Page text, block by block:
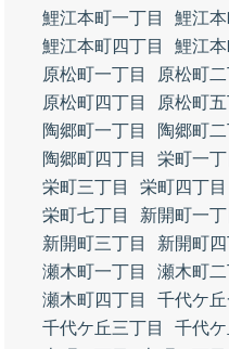
鯉江本町一丁目
鯉江本
鯉江本町四丁目
鯉江本
原松町一丁目
原松町二
原松町四丁目
原松町五
陶郷町一丁目
陶郷町二
陶郷町四丁目
栄町一丁
栄町三丁目
栄町四丁目
栄町七丁目
新開町一丁
新開町三丁目
新開町四
瀬木町一丁目
瀬木町二
瀬木町四丁目
千代ケ丘
千代ケ丘三丁目
千代ケ